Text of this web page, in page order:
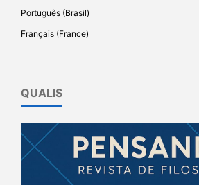
Português (Brasil)
Français (France)
QUALIS